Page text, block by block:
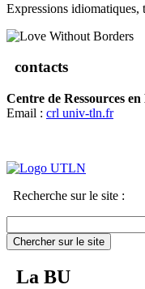
Expressions idiomatiques,
contacts
Centre de Ressources
Email : crl univ-tln.fr
Recherche sur le site :
Chercher sur le site
La BU